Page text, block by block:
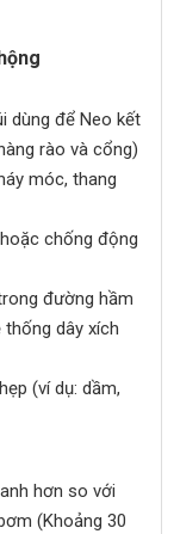
dùng để Neo kết
rào và cổng)
móc, thang
chống động
đường hầm
dây xích
(ví dụ: dầm,
hơn so với
(Khoảng 30